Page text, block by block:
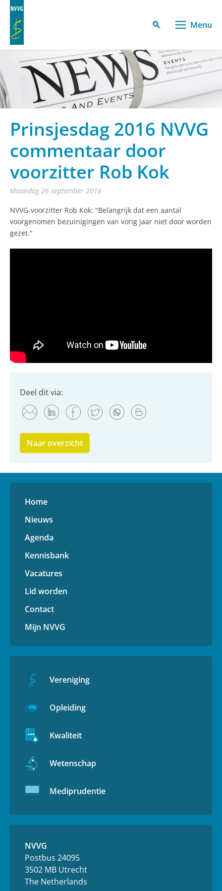
Menu
Prinsjesdag 2016 NVVG
commentaar door
voorzitter Rob Kok
maandag 26 september 2016
NVVG-voorzitter Rob Kok: "Belangrijk dat een aantal
voorgenomen bezuinigingen van vorig jaar niet door worden
gezet."
Deel dit via:
Naar overzicht
Home
Nieuws
Agenda
Kennisbank
Vacatures
Lid worden
Contact
Mijn NVVG
Vereniging
Opleiding
Kwaliteit
Wetenschap
Mediprudentie
NVVG
Postbus 24095
3502 MB Utrecht
The Netherlands